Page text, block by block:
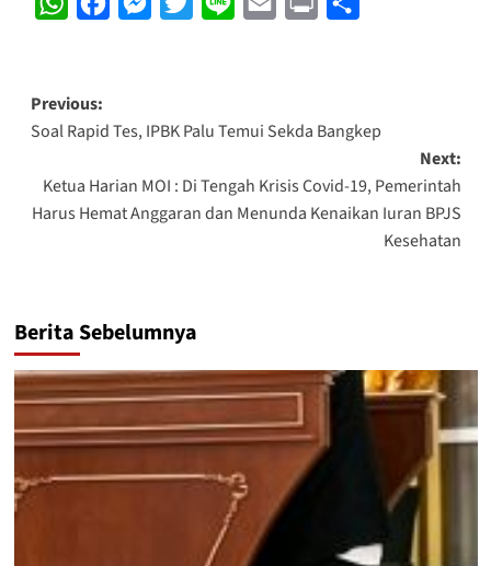
Post
navigation
Previous:
Soal Rapid Tes, IPBK Palu Temui Sekda Bangkep
Next:
Ketua Harian MOI : Di Tengah Krisis Covid-19, Pemerintah
Harus Hemat Anggaran dan Menunda Kenaikan Iuran BPJS
Kesehatan
Berita Sebelumnya